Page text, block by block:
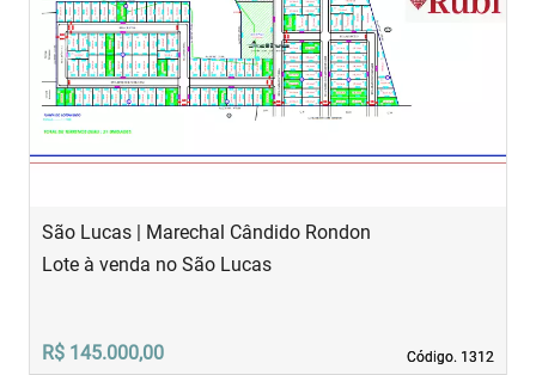
‹Previous
São Lucas | Marechal Cândido Rondon
Código. 1312
Código. 1312
Lote à venda no São Lucas
R$ 145.000,00